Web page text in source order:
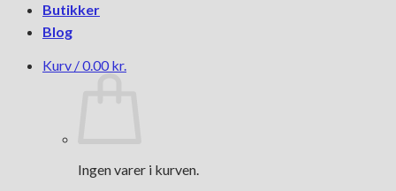
Butikker
Blog
Kurv /0.00 kr.
Ingen varer i kurven.